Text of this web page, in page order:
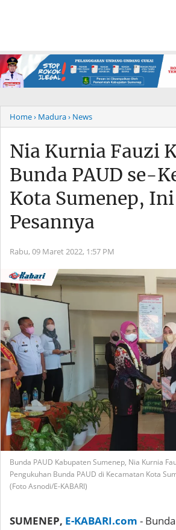
Home› Madura› News
Nia Kurnia Fauzi
Bunda PAUD se-
Kota Sumenep, Ini
Pesannya
Rabu, 09 Maret 2022, 1:57 PM
Bunda PAUD Kabupaten Sumenep, Nia Kurnia
Pengukuhan Bunda PAUD di Kecamatan Kota
(Foto Asnodi/E-KABARI)
SUMENEP, E-KABARI.com -